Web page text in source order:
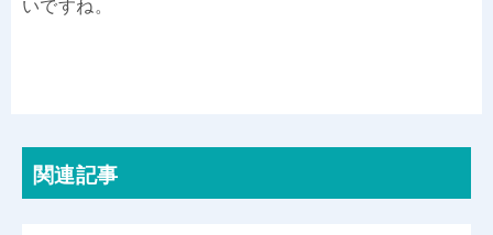
いですね。
関連記事